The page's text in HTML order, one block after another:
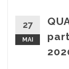
27
MAI